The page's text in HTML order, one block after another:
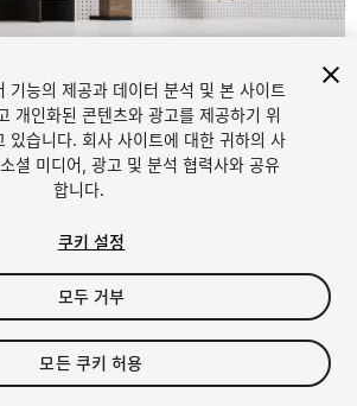
past week
기능의 제공과 데이터 분석 및 본 사이트
개인화된 콘텐츠와 광고를 제공하기 위
있습니다. 회사 사이트에 대한 귀하의 사
셜 미디어, 광고 및 분석 협력사와 공유
합니다.
쿠키 설정
모두 거부
모든 쿠키 허용